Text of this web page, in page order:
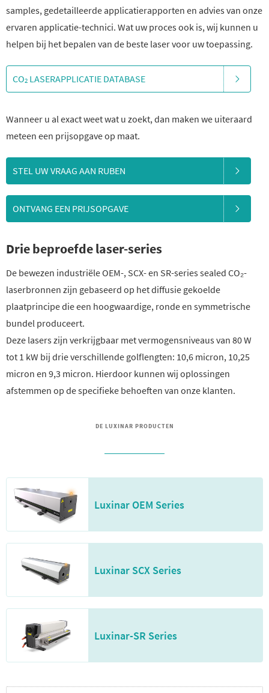
samples, gedetailleerde applicatierapporten en advies van onze
ervaren applicatie-technici. Wat uw proces ook is, wij kunnen u
helpen bij het bepalen van de beste laser voor uw toepassing.
CO2 LASERAPPLICATIE DATABASE
Wanneer u al exact weet wat u zoekt, dan maken we uiteraard
meteen een prijsopgave op maat.
STEL UW VRAAG AAN RUBEN
ONTVANG EEN PRIJSOPGAVE
Drie beproefde laser-series
De bewezen industriële OEM-, SCX- en SR-series sealed CO₂-
laserbronnen zijn gebaseerd op het diffusie gekoelde
plaatprincipe die een hoogwaardige, ronde en symmetrische
bundel produceert.
Deze lasers zijn verkrijgbaar met vermogensniveaus van 80 W
tot 1 kW bij drie verschillende golflengten: 10,6 micron, 10,25
micron en 9,3 micron. Hierdoor kunnen wij oplossingen
afstemmen op de specifieke behoeften van onze klanten.
DE LUXINAR PRODUCTEN
Luxinar OEM Series
Luxinar SCX Series
Luxinar-SR Series